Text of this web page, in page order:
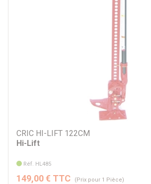
CRIC HI-LIFT 122CM
Hi-Lift
Réf. HL485
149,00 € TTC (Prix pour 1 Pièce)